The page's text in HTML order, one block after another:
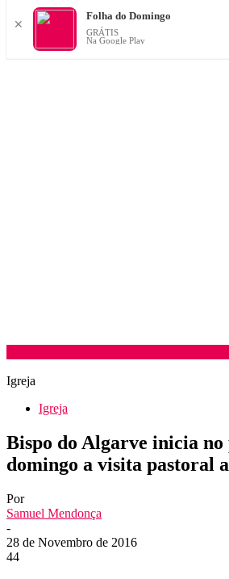
Igreja
Igreja
Bispo do Algarve inicia
domingo a visita pastoral
Por
Samuel Mendonça
-
28 de Novembro de 2016
44
✕
Folha do Domingo
GRÁTIS
Na Google Play